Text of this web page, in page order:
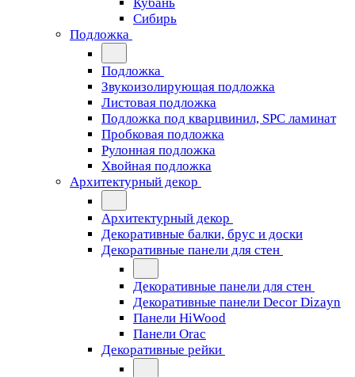
Сибирь
Подложка
Подложка
Звукоизолирующая подложка
Листовая подложка
Подложка под кварцвинил, SPC ламинат
Пробковая подложка
Рулонная подложка
Хвойная подложка
Архитектурный декор
Архитектурный декор
Декоративные балки, брус и доски
Декоративные панели для стен
Декоративные панели для стен
Декоративные панели Decor Dizayn
Панели HiWood
Панели Orac
Декоративные рейки